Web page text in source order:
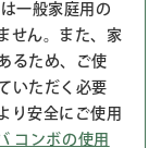
一般家庭用の
せん。また、家
るため、ご使
いただく必要
り安全にご使用
コンボの使用